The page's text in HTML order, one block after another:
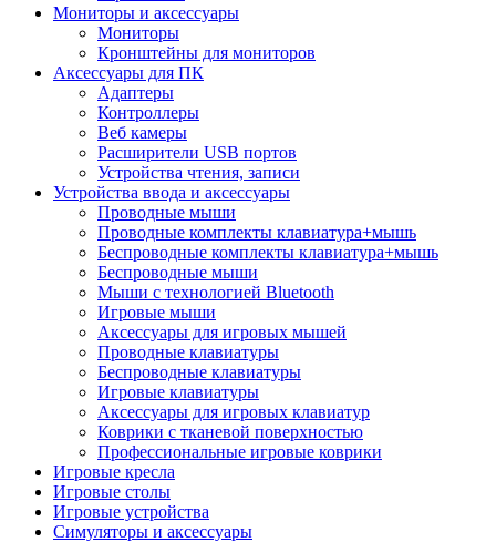
Мониторы и аксессуары
Мониторы
Кронштейны для мониторов
Аксессуары для ПК
Адаптеры
Контроллеры
Веб камеры
Расширители USB портов
Устройства чтения, записи
Устройства ввода и аксессуары
Проводные мыши
Проводные комплекты клавиатура+мышь
Беспроводные комплекты клавиатура+мышь
Беспроводные мыши
Мыши с технологией Bluetooth
Игровые мыши
Аксессуары для игровых мышей
Проводные клавиатуры
Беспроводные клавиатуры
Игровые клавиатуры
Аксессуары для игровых клавиатур
Коврики с тканевой поверхностью
Профессиональные игровые коврики
Игровые кресла
Игровые столы
Игровые устройства
Симуляторы и аксессуары